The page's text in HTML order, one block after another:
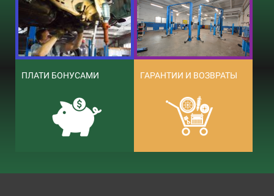
ПЛАТИ БОНУСАМИ ГАРАНТИИ И ВОЗВРАТЫ